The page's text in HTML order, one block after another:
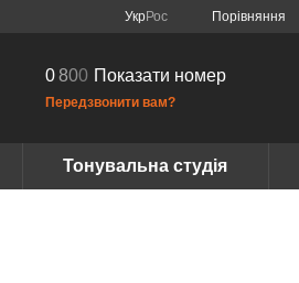
УкрРос Порівняння
0800 Показати номер
Передзвонити вам?
Тонувальна студія